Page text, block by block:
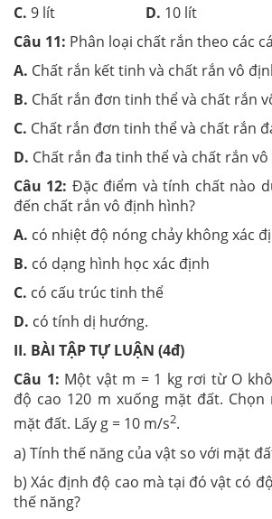
C. 9 lít D. 10 lít
Câu 11: Phân loại chất rắn theo các
A. Chất rắn kết tinh và chất rắn vô
B. Chất rắn đơn tinh thể và chất rắn
C. Chất rắn đơn tinh thể và chất rắn
D. Chất rắn đa tinh thể và chất rắn
Câu 12: Đặc điểm và tính chất nào
đến chất rắn vô định hình?
A. có nhiệt độ nóng chảy không xác
B. có dạng hình học xác định
C. có cấu trúc tinh thể
D. có tính dị hướng.
II. BÀI TẬP TỰ LUẬN (4đ)
Câu 1: Một vật m = 1 kg rơi từ O
độ cao 120 m xuống mặt đất.
mặt đất. Lấy g = 10 m/s2.
a) Tính thế năng của vật so với mặt
b) Xác định độ cao mà tại đó vật có
thế năng?